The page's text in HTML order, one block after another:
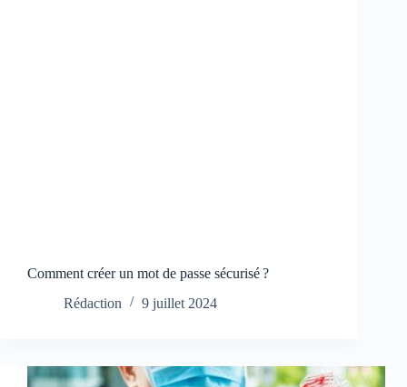
Comment créer un mot de passe sécurisé ?
Rédaction
9 juillet 2024